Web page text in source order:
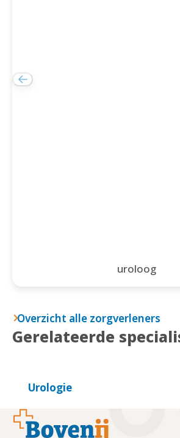
uroloog
Overzicht alle zorgverleners
Gerelateerde
Urologie
Footer